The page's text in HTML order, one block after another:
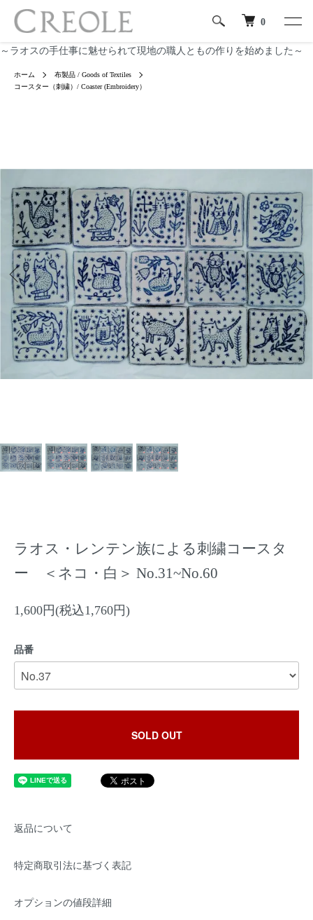
～ラオスの手仕事に魅せられて現地の職人ともの作りを始めました～
0
ホーム
布製品 / Goods of Textiles
コースター（刺繍）/ Coaster (Embroidery）
ラオス・レンテン族による刺繍コースタ
ー ＜ネコ・白＞ No.31~No.60
1,600円(税込1,760円)
品番
SOLD OUT
返品について
特定商取引法に基づく表記
オプションの値段詳細